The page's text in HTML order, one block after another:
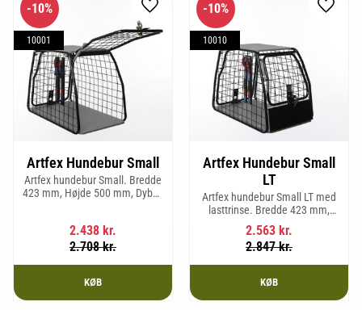
Artfex Hundebur Small
Artfex hundebur Small. Bredde
423 mm, Højde 500 mm, Dybde
2.438 kr.
2.708kr.
10%
10001
Gem som favorit
KØB
Artfex Hundebur Small
LT
Artfex hundebur Small LT med
lasttrinse. Bredde 423 mm,
Højde 500 mm, Dybde 670 mm
og vægt 12,9 kg.
2.563 kr.
2.847kr.
10%
10010
Gem
KØB